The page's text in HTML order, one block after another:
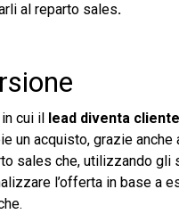
al reparto sales.
cui il lead diventa
un acquisto, grazie
sales che, utilizzando gli
l’offerta in base a